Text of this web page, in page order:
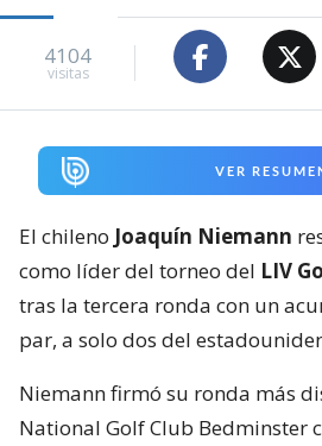
4104
visitas
VER
El chileno Joaquín Niemann
como líder del torneo del LIV
tras la tercera ronda con un
par, a solo dos del
Niemann firmó su ronda más
National Golf Club Bedminster